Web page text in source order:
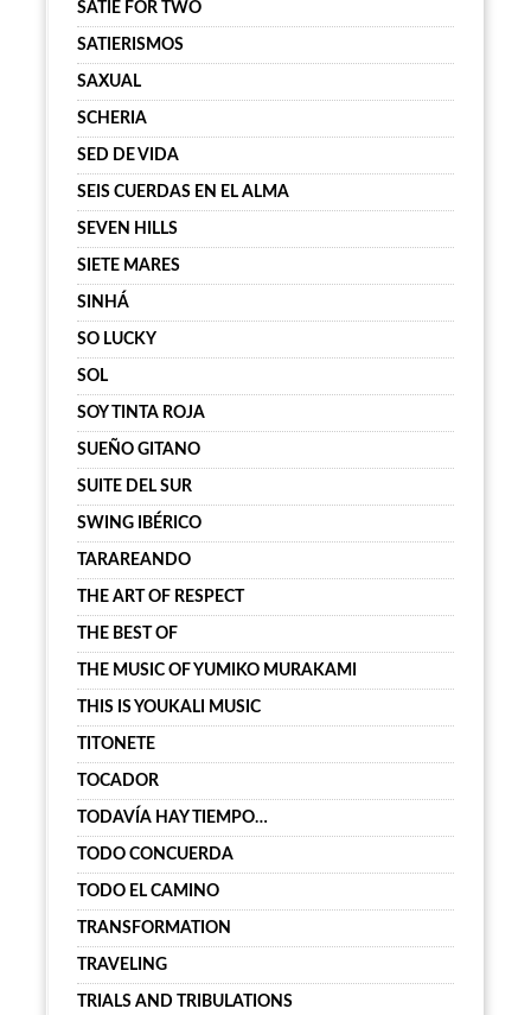
SATIE FOR TWO
SATIERISMOS
SAXUAL
SCHERIA
SED DE VIDA
SEIS CUERDAS EN EL ALMA
SEVEN HILLS
SIETE MARES
SINHÁ
SO LUCKY
SOL
SOY TINTA ROJA
SUEÑO GITANO
SUITE DEL SUR
SWING IBÉRICO
TARAREANDO
THE ART OF RESPECT
THE BEST OF
THE MUSIC OF YUMIKO MURAKAMI
THIS IS YOUKALI MUSIC
TITONETE
TOCADOR
TODAVÍA HAY TIEMPO…
TODO CONCUERDA
TODO EL CAMINO
TRANSFORMATION
TRAVELING
TRIALS AND TRIBULATIONS